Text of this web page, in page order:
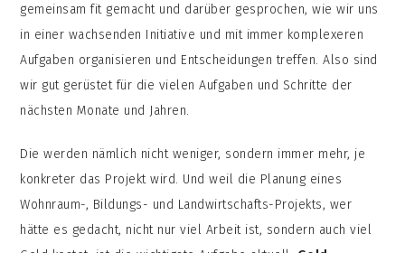
gemeinsam fit gemacht und darüber gesprochen, wie wir uns
in einer wachsenden Initiative und mit immer komplexeren
Aufgaben organisieren und Entscheidungen treffen. Also sind
wir gut gerüstet für die vielen Aufgaben und Schritte der
nächsten Monate und Jahren.
Die werden nämlich nicht weniger, sondern immer mehr, je
konkreter das Projekt wird. Und weil die Planung eines
Wohnraum-, Bildungs- und Landwirtschafts-Projekts, wer
hätte es gedacht, nicht nur viel Arbeit ist, sondern auch viel